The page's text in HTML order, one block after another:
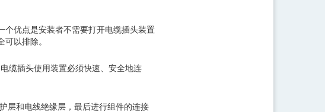
个优点是安装者不需要打开电缆插头装置
以排除。
缆插头使用装置必须快速、安全地连
层和电线绝缘层，最后进行组件的连接